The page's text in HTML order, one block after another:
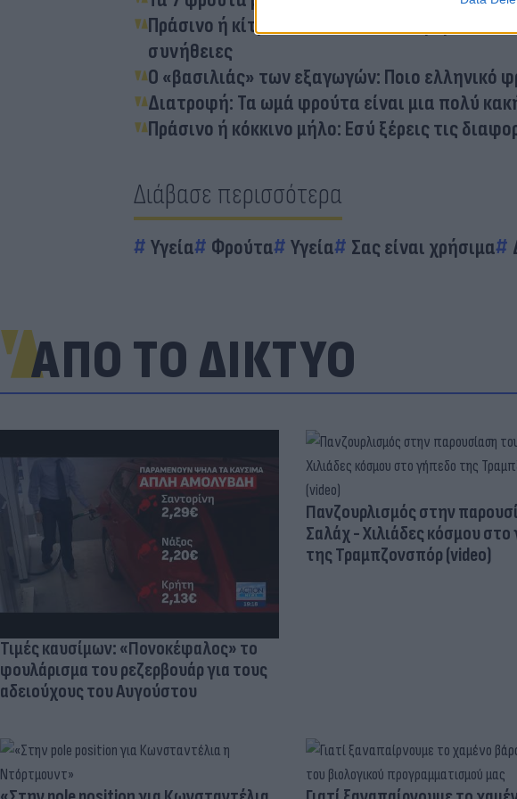
Πράσινo ή κίτρινo ακτινίδιo: Η διαφορά που
συνήθειες
Ο «βασιλιάς» των εξαγωγών: Ποιο ελληνικό
Διατροφή: Τα ωμά φρούτα είναι μια πολύ
Πράσινο ή κόκκινο μήλο: Εσύ ξέρεις τις
Διάβασε περισσότερα
Υγεία Φρούτα Υγεία Σας είναι χρήσιμα
ΑΠΟ ΤΟ ΔΙΚΤΥΟ
Τιμές καυσίμων: «Πονοκέφαλος» το
φουλάρισμα του ρεζερβουάρ για τους
αδειούχους του Αυγούστου
Πανζουρλισμός στην
Σαλάχ - Χιλιάδες κόσμου
της Τραμπζονσπόρ (video)